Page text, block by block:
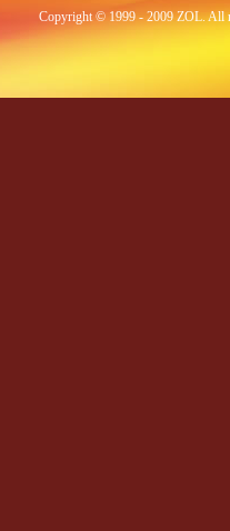
Copyright © 1999 - 2009 ZOL.